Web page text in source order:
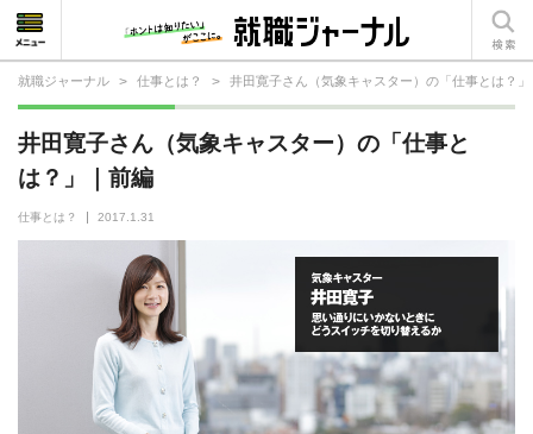
就職ジャーナル > 仕事とは？ > 井田寛子さん（気象キャスター）の「仕事とは？
井田寛子さん（気象キャスター）の「仕事と
は？」｜前編
仕事とは？ 2017.1.31
就活相談
就活ノウハウ
仕事の選び方・ヒント